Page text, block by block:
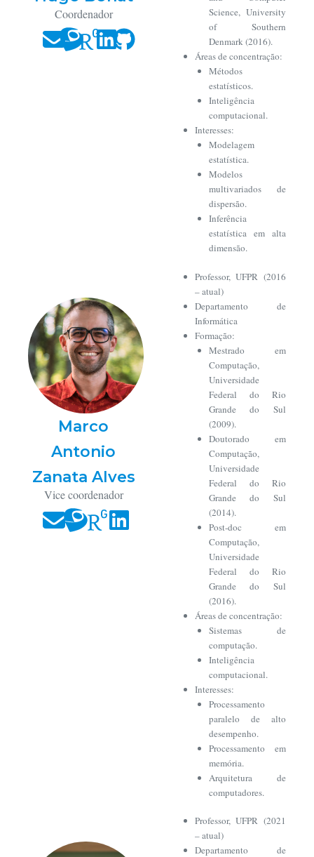
Coordenador
Science, University
of Southern
Denmark (2016).
Áreas de concentração:
Métodos
estatísticos.
Inteligência
computacional.
Interesses:
Modelagem
estatística.
Modelos
multivariados de
dispersão.
Inferência
estatística em alta
dimensão.
Marco
Antonio
Zanata Alves
Vice coordenador
Professor, UFPR (2016
– atual)
Departamento de
Informática
Formação:
Mestrado em
Computação,
Universidade
Federal do Rio
Grande do Sul
(2009).
Doutorado em
Computação,
Universidade
Federal do Rio
Grande do Sul
(2014).
Post-doc em
Computação,
Universidade
Federal do Rio
Grande do Sul
(2016).
Áreas de concentração:
Sistemas de
computação.
Inteligência
computacional.
Interesses:
Processamento
paralelo de alto
desempenho.
Processamento em
memória.
Arquitetura de
computadores.
Professor, UFPR (2021
– atual)
Departamento de